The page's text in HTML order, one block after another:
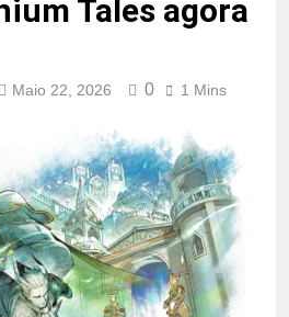
Tales agora
Maio 22, 2026 0 1 Mins